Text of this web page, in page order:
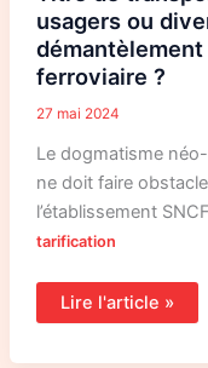
usagers ou
ferroviaire ?
27 mai 2024
Le dogmatisme
ne doit faire
l’établissement
tarification
Lire l'article »